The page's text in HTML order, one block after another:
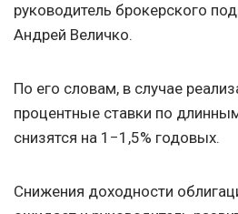
руководитель брокерского
Андрей Величко.
По его словам, в случае
процентные ставки по
снизятся на 1−1,5% годовых.
Снижения доходности